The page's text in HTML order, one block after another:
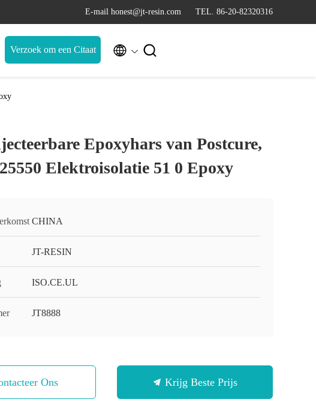
E-mail honest@jt-resin.com TEL. 86-20-82320316
Verzoek om een Citaat  
Epoxyhars van Postcure,
Elektroisolatie 51 0 Epoxy
CHINA
JT-RESIN
ISO.CE.UL
JT8888
Ons Krijg Beste Prijs